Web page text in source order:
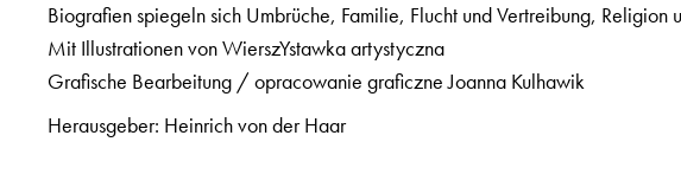
Biografien spiegeln sich Umbrüche, Familie, Flucht und Vertreibung, Religion
Mit Illustrationen von WierszYstawka artystyczna
Grafische Bearbeitung / opracowanie graficzne Joanna Kulhawik
Herausgeber: Heinrich von der Haar